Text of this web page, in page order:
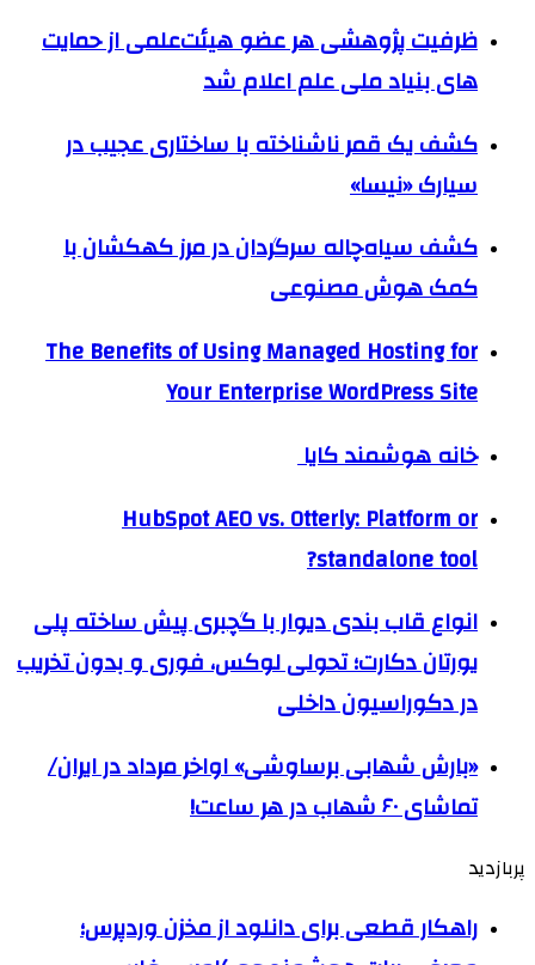
ظرفیت پژوهشی هر عضو هیئت‌علمی از حمایت
های بنیاد ملی علم اعلام شد
کشف یک قمر ناشناخته با ساختاری عجیب در
سیارک «نیسا»
کشف سیاه‌چاله سرگردان در مرز کهکشان با
کمک هوش مصنوعی
The Benefits of Using Managed Hosting for
Your Enterprise WordPress Site
خانه هوشمند کایا
HubSpot AEO vs. Otterly: Platform or
standalone tool?
انواع قاب بندی دیوار با گچبری پیش ساخته پلی
یورتان دکارت؛ تحولی لوکس، فوری و بدون تخریب
در دکوراسیون داخلی
«بارش شهابی برساوشی» اواخر مرداد در ایران/
تماشای ۶۰ شهاب در هر ساعت!
پربازدید
راهکار قطعی برای دانلود از مخزن وردپرس؛